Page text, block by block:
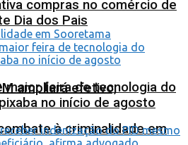
ampliará efetivo,
à criminalidade em
compras no comércio de
Dia dos Pais
maior feira de tecnologia do
no início de agosto